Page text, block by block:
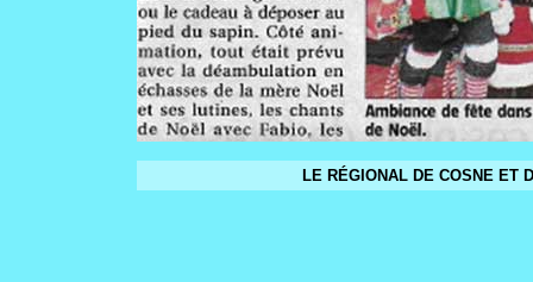
LE RÉGIONAL DE COSNE ET